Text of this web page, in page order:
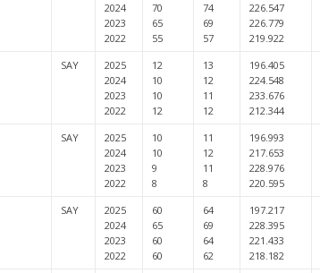
2024
2023
2022
70
65
55
74
69
57
226.547
226.779
219.922
SAY
2025
2024
2023
2022
12
10
10
12
13
12
11
12
196.405
224.548
233.676
212.344
SAY
2025
2024
2023
2022
10
10
9
8
11
12
11
8
196.993
217.653
228.976
220.595
SAY
2025
2024
2023
2022
60
65
60
60
64
69
64
62
197.217
228.395
221.433
218.182